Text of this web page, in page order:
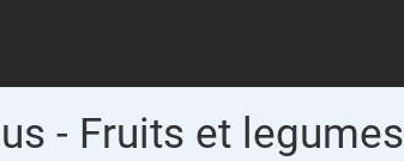
- Fruits et legumes